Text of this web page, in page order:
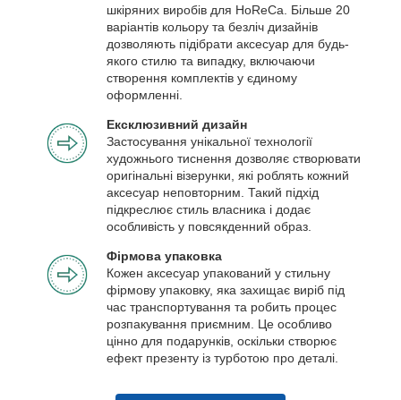
шкіряних виробів для HoReCa. Більше 20
варіантів кольору та безліч дизайнів
дозволяють підібрати аксесуар для будь-
якого стилю та випадку, включаючи
створення комплектів у єдиному
оформленні.
Ексклюзивний дизайн
Застосування унікальної технології
художнього тиснення дозволяє створювати
оригінальні візерунки, які роблять кожний
аксесуар неповторним. Такий підхід
підкреслює стиль власника і додає
особливість у повсякденний образ.
Фірмова упаковка
Кожен аксесуар упакований у стильну
фірмову упаковку, яка захищає виріб під
час транспортування та робить процес
розпакування приємним. Це особливо
цінно для подарунків, оскільки створює
ефект презенту із турботою про деталі.